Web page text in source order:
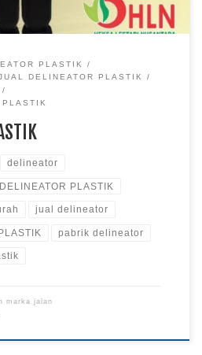
PLASTIK
DELINEATOR PLASTIK
delineator
DELINEATOR PLASTIK
jual delineator
pabrik delineator
marka jalan